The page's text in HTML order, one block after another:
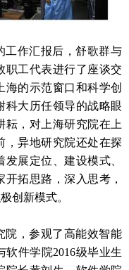
工作汇报后，舒歌群与
职工代表进行了座谈交
的示范窗口和科学创
科大历任领导的战略眼
耘，对上海研究院在上
，异地研究院还处在探
展定位、建设模式、
拓思路，深入思考，
创新模式。
院，参观了高能效智能
件学院2016级毕业生